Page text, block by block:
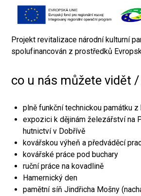
Projekt revitalizace národní kulturní
spolufinancován z prostředků
co u nás můžete vidět
plně funkční technickou památku
expozici k dějinám železářství na
hutnictví v Dobřívě
kovářskou výheň a předváděcí
kovářské práce pod buchary
ruční práce na kovadlině
Hamernický den
pamětní síň Jindřicha Mošny